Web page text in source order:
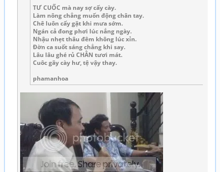
TƯ CUỐC mà nay sợ cấy cày.
Làm nông chẳng muốn động chân tay.
Chê luôn cấy gặt khi mưa sớm.
Ngán cả đong phơi lúc nắng ngày.
Nhậu nhẹt thâu đêm không lúc xỉn.
Đờn ca suốt sáng chẳng khi say.
Lâu lâu ghé rủ CHẰN tươi mát.
Cuôc gãy cày hư, tệ vậy thay.
phamanhoa